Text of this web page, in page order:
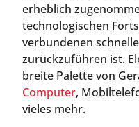
erheblich
technologischen
verbundenen
zurückzuführen ist.
breite Palette von
Computer,
vieles mehr.